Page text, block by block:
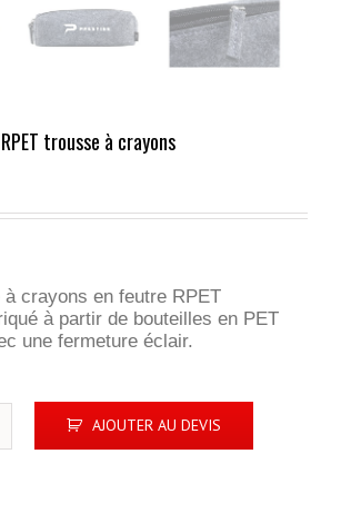
trousse à crayons
crayons en feutre RPET
à partir de bouteilles en PET
une fermeture éclair.
AJOUTER AU DEVIS